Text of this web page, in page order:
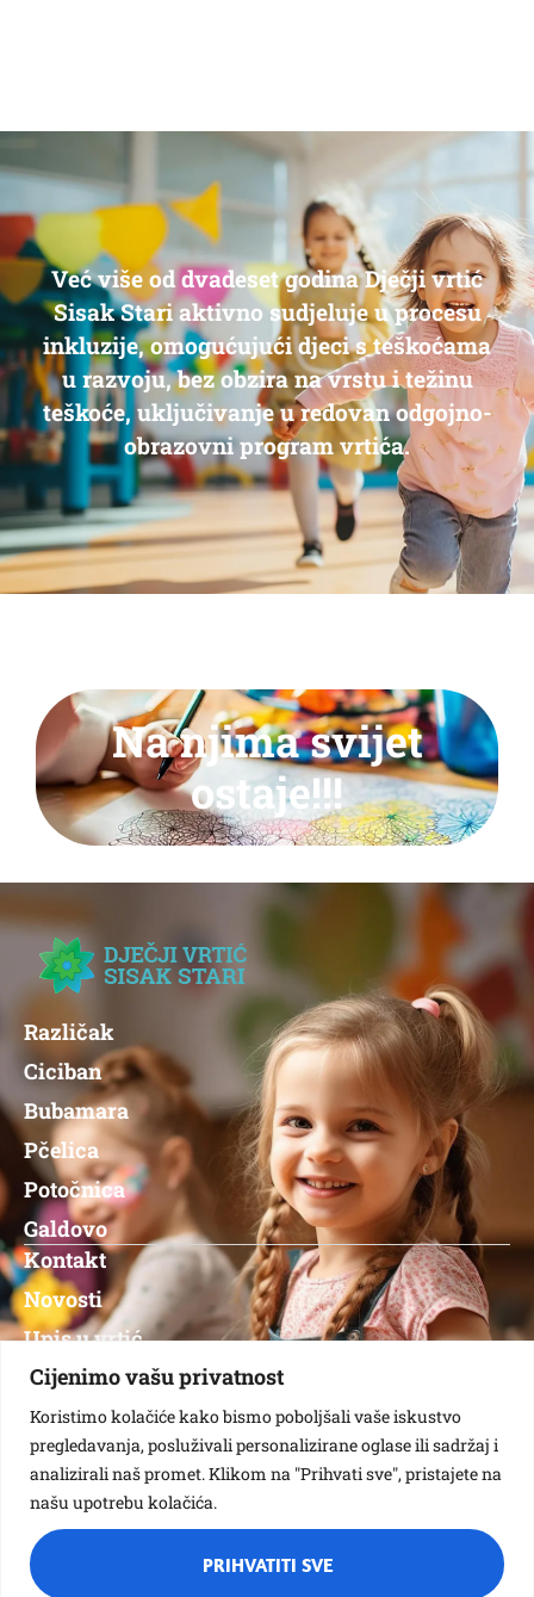
Cijenimo vašu privatnost
Koristimo kolačiće kako bismo poboljšali vaše iskustvo
pregledavanja, posluživali personalizirane oglase ili sadržaj i
analizirali naš promet. Klikom na "Prihvati sve", pristajete na
našu upotrebu kolačića.
PRIHVATITI SVE
Već više od dvadeset godina Dječji vrtić
Sisak Stari aktivno sudjeluje u procesu
inkluzije, omogućujući djeci s teškoćama
u razvoju, bez obzira na vrstu i težinu
teškoće, uključivanje u redovan odgojno-
obrazovni program vrtića.
Na njima svijet
ostaje!!!
Različak
Ciciban
Bubamara
Pčelica
Potočnica
Galdovo
Kontakt
Novosti
Upis u vrtić
Jelovnik
Nabava
Natječaji
Copyright © 2024 – DVSS – All rights reserved